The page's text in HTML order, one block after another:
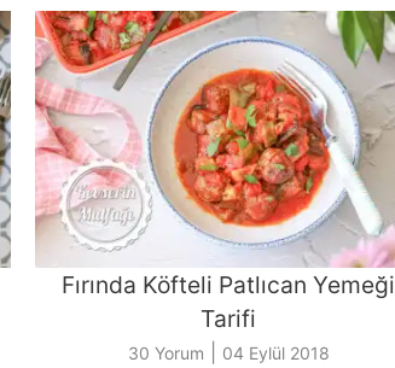
Fırında Köfteli Patlıcan Yemeği
Tarifi
30 Yorum 04 Eylül 2018